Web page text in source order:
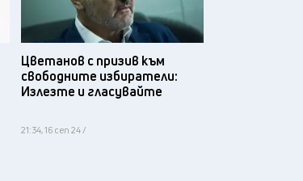
Цветанов с призив към
свободните избиратели:
Излезте и гласувайте
21:34, 16 сеп 24 /